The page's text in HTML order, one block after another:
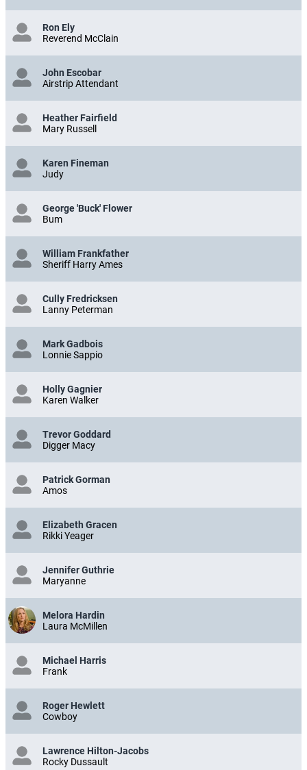
Ron Ely
Reverend McClain
John Escobar
Airstrip Attendant
Heather Fairfield
Mary Russell
Karen Fineman
Judy
George 'Buck' Flower
Bum
William Frankfather
Sheriff Harry Ames
Cully Fredricksen
Lanny Peterman
Mark Gadbois
Lonnie Sappio
Holly Gagnier
Karen Walker
Trevor Goddard
Digger Macy
Patrick Gorman
Amos
Elizabeth Gracen
Rikki Yeager
Jennifer Guthrie
Maryanne
Melora Hardin
Laura McMillen
Michael Harris
Frank
Roger Hewlett
Cowboy
Lawrence Hilton-Jacobs
Rocky Dussault